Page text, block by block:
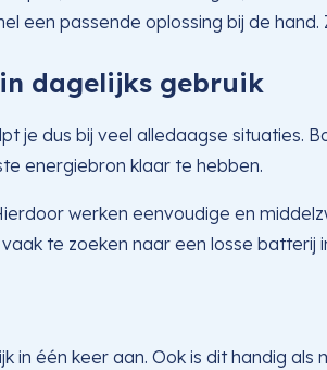
een passende oplossing bij de
in dagelijks gebruik
je dus bij veel alledaagse situaties.
energiebron klaar te hebben.
werken eenvoudige en
te zoeken naar een losse batterij
één keer aan. Ook is dit handig